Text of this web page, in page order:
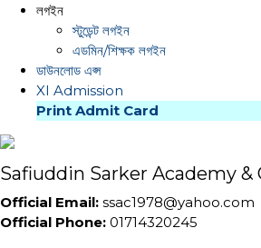
লগইন
স্টুডেন্ট লগইন
এডমিন/শিক্ষক লগইন
ডাউনলোড এপ্স
XI Admission
Print Admit Card
Safiuddin Sarker Academy &
Official Email: ssac1978@yahoo.com
Official Phone: 01714320245